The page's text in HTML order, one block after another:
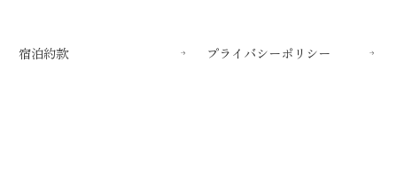
宿泊約款 プライバシーポリシー